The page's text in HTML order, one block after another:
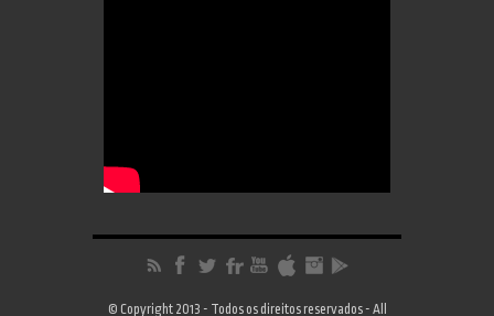
© Copyright 2013 - Todos os direitos reservados - All